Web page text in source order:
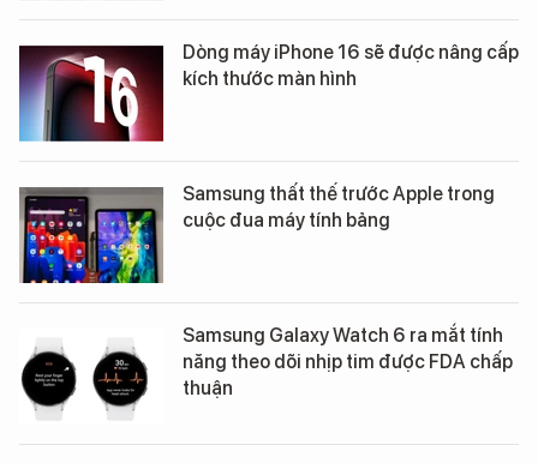
Dòng máy iPhone 16 sẽ được nâng cấp
kích thước màn hình
Samsung thất thế trước Apple trong
cuộc đua máy tính bảng
Samsung Galaxy Watch 6 ra mắt tính
năng theo dõi nhịp tim được FDA chấp
thuận